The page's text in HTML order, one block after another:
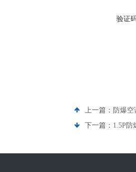
验证
上一篇： 防爆
下一篇： 1.5P防